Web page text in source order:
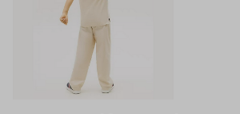
webshop